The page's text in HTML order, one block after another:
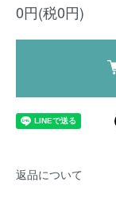
0円(税0円)
返品について